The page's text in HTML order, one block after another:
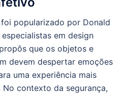
foi popularizado por Donald
em design
que os objetos e
devem despertar emoções
uma experiência mais
contexto da segurança,